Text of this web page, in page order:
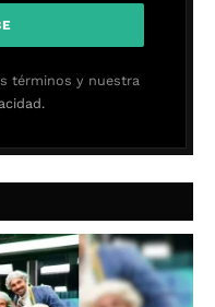
términos y nuestra